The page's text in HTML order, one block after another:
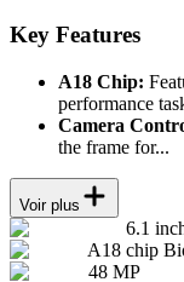
Key Features
A18 Chip:
performance
Camera
the frame for...
Voir plus
6.1
A18 chip
48 MP